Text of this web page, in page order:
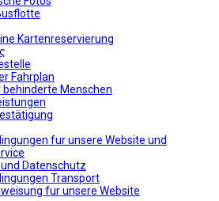
Kartenreservierung
Fahrplan
Menschen
fur unsere Website und
Datenschutz
Transport
fur unsere Website